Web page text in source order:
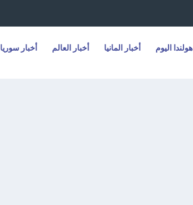
هولندا اليوم أخبار المانيا أخبار العالم أخبار سوريا